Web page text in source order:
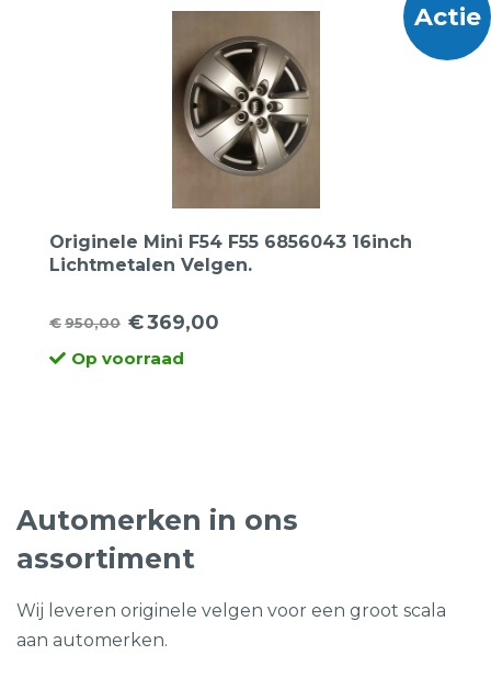
Actie
Originele Mini F54 F55 6856043 16inch
Lichtmetalen Velgen.
€950,00
Oorspronkelijke
prijs
€369,00
Huidige
prijsOp voorraad
Automerken in ons
assortiment
Wij leveren originele velgen voor een groot scala
aan automerken.